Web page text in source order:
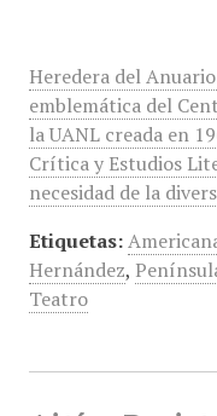
Heredera del
emblemática del
la UANL creada en
Crítica y Estudios
necesidad de la
Etiquetas:
Hernández,
Teatro